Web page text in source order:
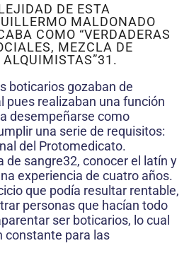
DE ESTA
MALDONADO
COMO “VERDADERAS
MEZCLA DE
boticarios gozaban de
pues realizaban una función
desempeñarse como
una serie de requisitos:
del Protomedicato.
de sangre32, conocer el latín y
experiencia de cuatro años.
que podía resultar rentable,
personas que hacían todo
ser boticarios, lo cual
constante para las